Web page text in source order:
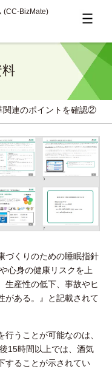
(CC‐BizMate)
関連のポイントを確認②
づくりのための睡眠指針
心身の健康リスクを上
生産性の低下、事故やヒ
がある。』と記載されて
うことが可能なのは、
15時間以上では、酒気
することが示されてい